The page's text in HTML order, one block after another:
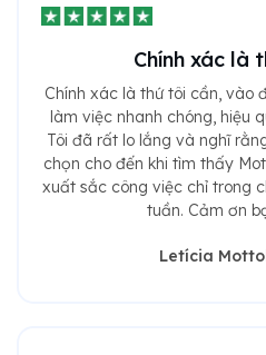
Chính xác là
Chính xác là thứ tôi cần, vào
làm việc nhanh chóng, hiệu
Tôi đã rất lo lắng và nghĩ
chọn cho đến khi tìm thấy
xuất sắc công việc chỉ trong
tuần. Cảm ơn
Letícia